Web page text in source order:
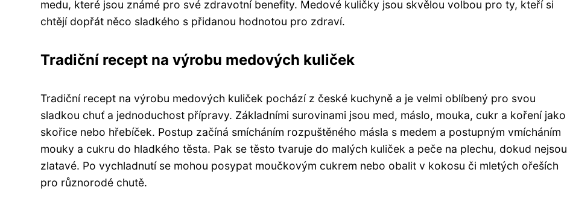
medu, které jsou známé pro své zdravotní benefity. Medové kuličky jsou skvělou volbou pro ty, kteří si
chtějí dopřát něco sladkého s přidanou hodnotou pro zdraví.
Tradiční recept na výrobu medových kuliček
Tradiční recept na výrobu medových kuliček pochází z české kuchyně a je velmi oblíbený pro svou
sladkou chuť a jednoduchost přípravy. Základními surovinami jsou med, máslo, mouka, cukr a koření jako
skořice nebo hřebíček. Postup začíná smícháním rozpuštěného másla s medem a postupným vmícháním
mouky a cukru do hladkého těsta. Pak se těsto tvaruje do malých kuliček a peče na plechu, dokud nejsou
zlatavé. Po vychladnutí se mohou posypat moučkovým cukrem nebo obalit v kokosu či mletých ořeších
pro různorodé chutě.